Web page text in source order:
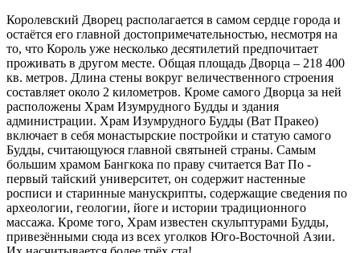
Королевский Дворец располагается в самом сердце города и
остаётся его главной достопримечательностью, несмотря на
то, что Король уже несколько десятилетий предпочитает
проживать в другом месте. Общая площадь Дворца – 218 400
кв. метров. Длина стены вокруг величественного строения
составляет около 2 километров. Кроме самого Дворца за ней
расположены Храм Изумрудного Будды и здания
администрации. Храм Изумрудного Будды (Ват Пракео)
включает в себя монастырские постройки и статую самого
Будды, считающуюся главной святыней страны. Самым
большим храмом Бангкока по праву считается Ват По -
первый тайский университет, он содержит настенные
росписи и старинные манускрипты, содержащие сведения по
археологии, геологии, йоге и истории традиционного
массажа. Кроме того, Храм известен скульптурами Будды,
привезёнными сюда из всех уголков Юго-Восточной Азии.